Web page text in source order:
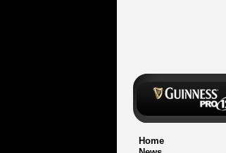
Home